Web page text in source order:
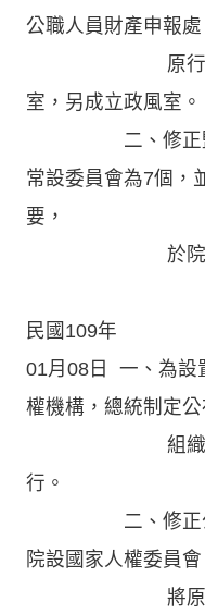
公職人員財產申報
原行政室與
室，另成立政風室。
二、修正監察
常設委員會為7個，
要，
於院內設特
民國109年
01月08日 一、為設
權機構，總統制定
組織法」，
行。
二、修正公布
院設國家人權委員
將原綜合規